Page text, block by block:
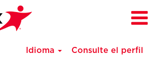
Idioma
Consulte el perfil